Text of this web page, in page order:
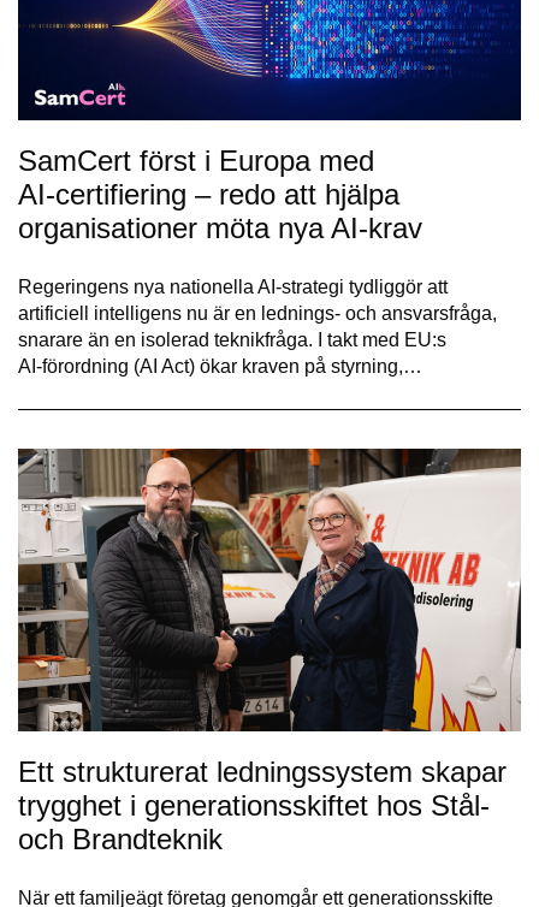
SamCert först i Europa med
AI‑certifiering – redo att hjälpa
organisationer möta nya AI‑krav
Regeringens nya nationella AI‑strategi tydliggör att
artificiell intelligens nu är en lednings‑ och ansvarsfråga,
snarare än en isolerad teknikfråga. I takt med EU:s
AI‑förordning (AI Act) ökar kraven på styrning,…
Ett strukturerat ledningssystem skapar
trygghet i generationsskiftet hos Stål-
och Brandteknik
När ett familjeägt företag genomgår ett generationsskifte